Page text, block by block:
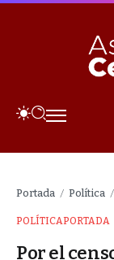
Portada / Política /
POLÍTICAPORTADA
Por el